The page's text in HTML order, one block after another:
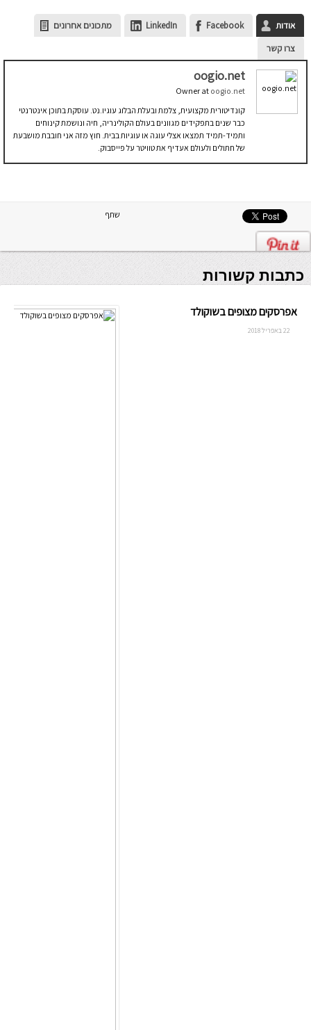
אודות Facebook
LinkedIn
מתכונים אחרונים
צרו קשר
oogio.net
Owner at oogio.net
קונדיטורית מקצועית, צלמת ובעלת הבלוג עוגיו.נט. עוסקת בתוכן אינטרנטי
כבר שנים בתפקידים מגוונים בעולם הקולינריה, חיה ונושמת קינוחים
ותמיד-תמיד תמצאו אצלי עוגה או עוגיות בבית. חוץ מזה אני חובבת מושבעת
של חתולים ולעולם אעדיף את טוויטר על פייסבוק.
שתף
כתבות קשורות
אפרסקים מצופים בשוקולד
22 באפריל 2018